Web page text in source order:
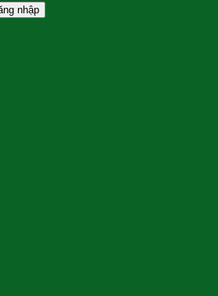
nhập